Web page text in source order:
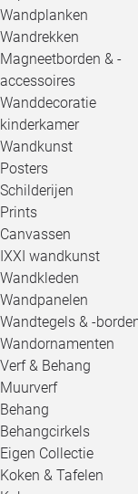
Wandplanken
Wandrekken
Magneetborden & -
accessoires
Wanddecoratie
kinderkamer
Wandkunst
Posters
Schilderijen
Prints
Canvassen
IXXI wandkunst
Wandkleden
Wandpanelen
Wandtegels & -
Wandornamenten
Verf & Behang
Muurverf
Behang
Behangcirkels
Eigen Collectie
Koken & Tafelen